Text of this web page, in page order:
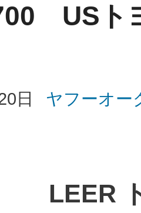
700 US
日 ヤフーオー
LEER